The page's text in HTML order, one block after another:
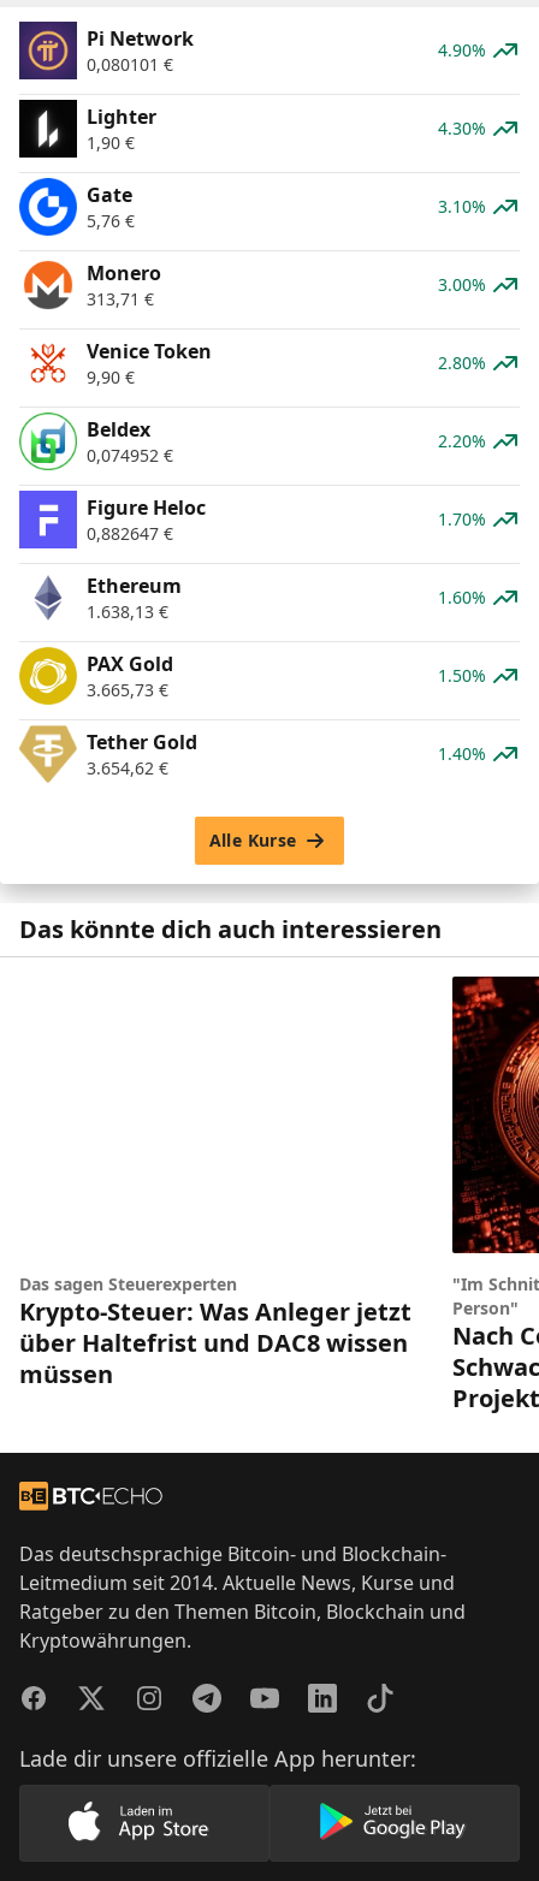
Pi Network
0,080101 €
4.90%
Lighter
1,90 €
4.30%
Gate
5,76 €
3.10%
Monero
313,71 €
3.00%
Venice Token
9,90 €
2.80%
Beldex
0,074952 €
2.20%
Figure Heloc
0,882647 €
1.70%
Ethereum
1.638,13 €
1.60%
PAX Gold
3.665,73 €
1.50%
Tether Gold
3.654,62 €
1.40%
Alle Kurse
Das könnte dich auch interessieren
Das sagen Steuerexperten
Krypto-Steuer: Was Anleger jetzt
über Haltefrist und DAC8 wissen
müssen
"Im
Person"
Nach
Zur Startseite
Das deutschsprachige Bitcoin- und Blockchain-
Leitmedium seit 2014. Aktuelle News, Kurse und
Ratgeber zu den Themen Bitcoin, Blockchain und
Kryptowährungen.
FacebookTwitterInstagramTelegramYouTubeLinkedInTikTok
Lade dir unsere offizielle App herunter:
Lade unsere App im AppStore herunter
Lade unsere